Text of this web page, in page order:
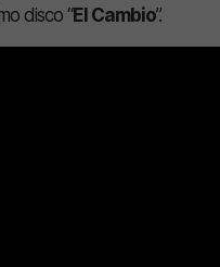
disco “El Cambio”.